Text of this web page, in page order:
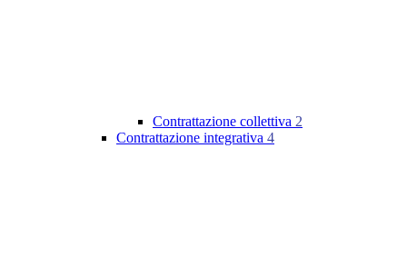
Contrattazione collettiva 2
Contrattazione integrativa 4